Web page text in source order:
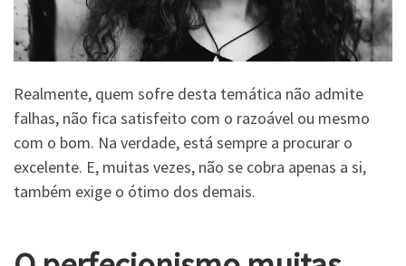
Realmente, quem sofre desta temática não admite
falhas, não fica satisfeito com o razoável ou mesmo
com o bom. Na verdade, está sempre a procurar o
excelente. E, muitas vezes, não se cobra apenas a si,
também exige o ótimo dos demais.